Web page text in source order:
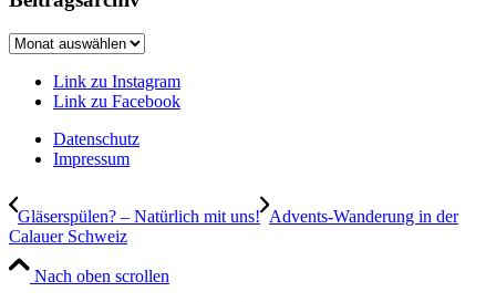
Beitragsarchiv
Link zu Instagram
Link zu Facebook
Datenschutz
Impressum
Gläserspülen? – Natürlich mit uns! Advents-Wanderung in der
Calauer Schweiz
Nach oben scrollen